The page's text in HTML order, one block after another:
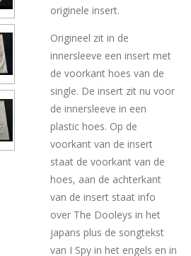
originele insert.
Origineel zit in de
innersleeve een insert met
de voorkant hoes van de
single. De insert zit nu voor
de innersleeve in een
plastic hoes. Op de
voorkant van de insert
staat de voorkant van de
hoes, aan de achterkant
van de insert staat info
over The Dooleys in het
japans plus de songtekst
van I Spy in het engels en in